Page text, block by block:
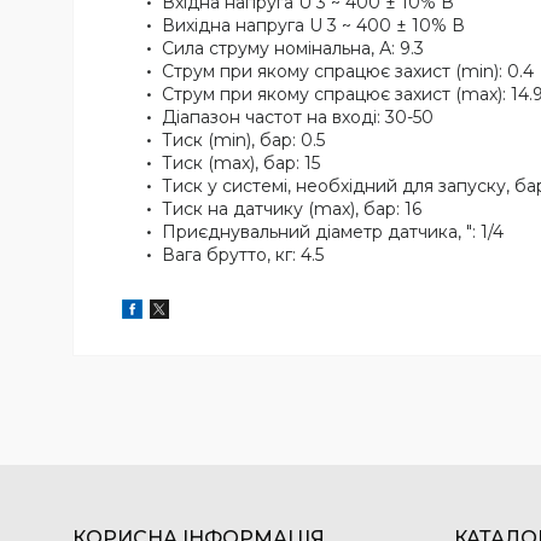
Вихідна напруга U 3 ~ 400 ± 10% В
Сила струму номінальна, А: 9.3
Струм при якому спрацює захист (min): 0.4
Струм при якому спрацює захист (max): 14.9
Діапазон частот на вході: 30-50
Тиск (min), бар: 0.5
Тиск (max), бар: 15
Тиск у системі, необхідний для запуску,
Тиск на датчику (max), бар: 16
Приєднувальний діаметр датчика, ": 1/4
Вага брутто, кг: 4.5